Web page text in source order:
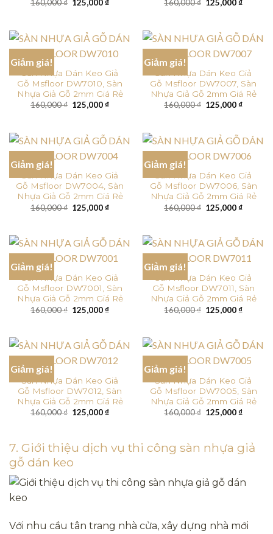
160,000₫ 125,000₫
125,000 ₫.
160,000₫ 125,000₫
Giảm giá!
Sàn Nhựa Dán Keo Giả
Gỗ Msfloor DW7010, Sàn
Nhựa Giả Gỗ 2mm Giá Rẻ
160,000₫ Giá
125,000₫Giá
125,000 ₫.
Giảm giá!
Sàn Nhựa Dán Keo Giả
Gỗ Msfloor DW7007, Sàn
Nhựa Giả Gỗ 2mm Giá Rẻ
160,000₫ Giá
125,000₫Giá
Giảm giá!
Sàn Nhựa Dán Keo Giả
Gỗ Msfloor DW7004, Sàn
Nhựa Giả Gỗ 2mm Giá Rẻ
160,000₫ Giá
125,000₫Giá
125,000 ₫.
Giảm giá!
Sàn Nhựa Dán Keo Giả
Gỗ Msfloor DW7006, Sàn
Nhựa Giả Gỗ 2mm Giá Rẻ
160,000₫ Giá
125,000₫Giá
Giảm giá!
Sàn Nhựa Dán Keo Giả
Gỗ Msfloor DW7001, Sàn
Nhựa Giả Gỗ 2mm Giá Rẻ
160,000₫ Giá
125,000₫Giá
125,000 ₫.
Giảm giá!
Sàn Nhựa Dán Keo Giả
Gỗ Msfloor DW7011, Sàn
Nhựa Giả Gỗ 2mm Giá Rẻ
160,000₫ Giá
125,000₫Giá
Giảm giá!
Sàn Nhựa Dán Keo Giả
Gỗ Msfloor DW7012, Sàn
Nhựa Giả Gỗ 2mm Giá Rẻ
160,000₫ Giá
125,000₫Giá
125,000 ₫.
Giảm giá!
Sàn Nhựa Dán Keo Giả
Gỗ Msfloor DW7005, Sàn
Nhựa Giả Gỗ 2mm Giá Rẻ
160,000₫ Giá
125,000₫Giá
7. Giới thiệu dịch vụ thi công sàn nhựa giả
gỗ dán keo
Với nhu cầu tân trang nhà cửa, xây dựng nhà mới